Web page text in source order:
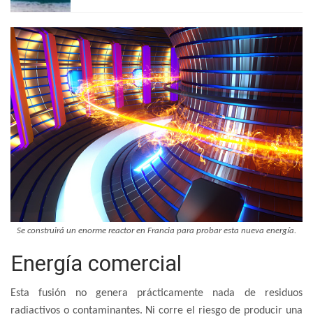
Se construirá un enorme reactor en Francia para probar esta nueva energía.
Energía comercial
Esta fusión no genera prácticamente nada de residuos
radiactivos o contaminantes. Ni corre el riesgo de producir una